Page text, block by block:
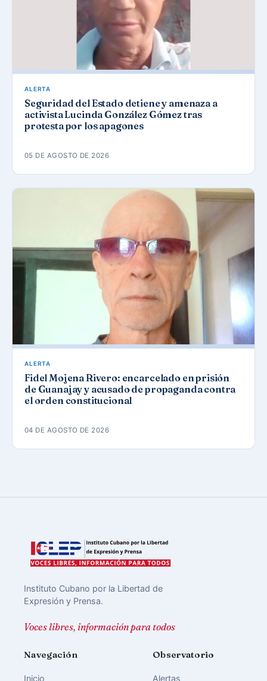
ALERTA
Seguridad del Estado detiene y amenaza a
activista Lucinda González Gómez tras
protesta por los apagones
05 DE AGOSTO DE 2026
ALERTA
Fidel Mojena Rivero: encarcelado en prisión
de Guanajay y acusado de propaganda contra
el orden constitucional
04 DE AGOSTO DE 2026
Instituto Cubano por la Libertad de
Expresión y Prensa.
Voces libres, información para todos
Navegación
Inicio
Observatorio
Alertas